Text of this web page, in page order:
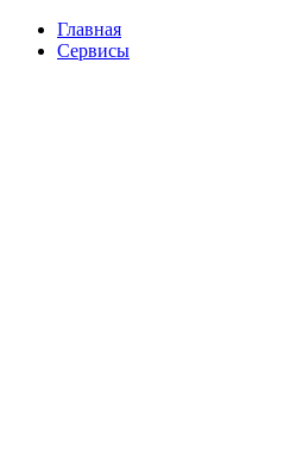
ПерейтиГлавная
Сервисы